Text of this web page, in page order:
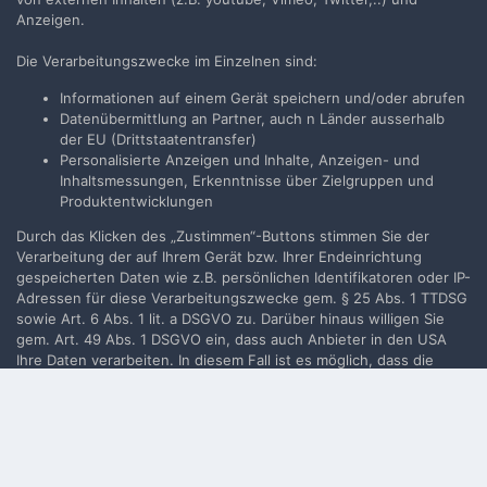
Neues Benutzerkonto für unsere Community erstellen. Es
Neues Benutzerkonto erstellen
Anmelden
Du hast bereits ein Benutzerkonto? Melde Dich hier an.
Jetzt anmelden
Anzeigen.
Die Verarbeitungszwecke im Einzelnen sind:
Informationen auf einem Gerät speichern und/oder abrufen
Datenübermittlung an Partner, auch n Länder ausserhalb
der EU (Drittstaatentransfer)
Personalisierte Anzeigen und Inhalte, Anzeigen- und
Inhaltsmessungen, Erkenntnisse über Zielgruppen und
Produktentwicklungen
Durch das Klicken des „Zustimmen“-Buttons stimmen Sie der
Verarbeitung der auf Ihrem Gerät bzw. Ihrer Endeinrichtung
gespeicherten Daten wie z.B. persönlichen Identifikatoren oder IP-
Adressen für diese Verarbeitungszwecke gem. § 25 Abs. 1 TTDSG
sowie Art. 6 Abs. 1 lit. a DSGVO zu. Darüber hinaus willigen Sie
gem. Art. 49 Abs. 1 DSGVO ein, dass auch Anbieter in den USA
Ihre Daten verarbeiten. In diesem Fall ist es möglich, dass die